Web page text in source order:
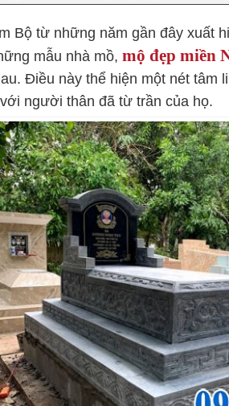
Bộ từ những năm gần đây xuất
mẫu nhà mồ, mộ đẹp miền
Điều này thể hiện một nét tâm
người thân đã từ trần của họ.